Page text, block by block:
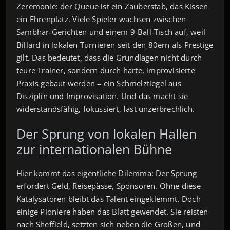
Zeremonie: der Queue ist ein Zauberstab, das Kissen
ein Ehrenplatz. Viele Spieler wachsen zwischen
Sambhar‑Gerichten und einem 9‑Ball‑Tisch auf, weil
Billard in lokalen Turnieren seit den 80ern als Prestige
gilt. Das bedeutet, dass die Grundlagen nicht durch
teure Trainer, sondern durch harte, improvisierte
Praxis gebaut werden – ein Schmelztiegel aus
Disziplin und Improvisation. Und das macht sie
widerstandsfähig, fokussiert, fast unzerbrechlich.
Der Sprung von lokalen Hallen
zur internationalen Bühne
Hier kommt das eigentliche Dilemma: Der Sprung
erfordert Geld, Reisepässe, Sponsoren. Ohne diese
Katalysatoren bleibt das Talent eingeklemmt. Doch
einige Pioniere haben das Blatt gewendet. Sie reisten
nach Sheffield, setzten sich neben die Großen, und